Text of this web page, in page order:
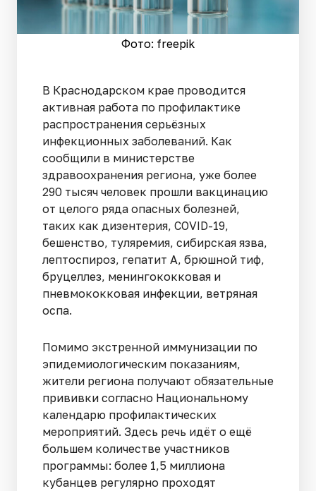
Фото: freepik
В Краснодарском крае проводится
активная работа по профилактике
распространения серьёзных
инфекционных заболеваний. Как
сообщили в министерстве
здравоохранения региона, уже более
290 тысяч человек прошли вакцинацию
от целого ряда опасных болезней,
таких как дизентерия, COVID-19,
бешенство, туляремия, сибирская язва,
лептоспироз, гепатит A, брюшной тиф,
бруцеллез, менингококковая и
пневмококковая инфекции, ветряная
оспа.
Помимо экстренной иммунизации по
эпидемиологическим показаниям,
жители региона получают обязательные
прививки согласно Национальному
календарю профилактических
мероприятий. Здесь речь идёт о ещё
большем количестве участников
программы: более 1,5 миллиона
кубанцев регулярно проходят